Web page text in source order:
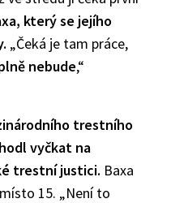
který se jejího
„Čeká je tam práce,
nebude,“
trestního
vyčkat na
trestní justici. Baxa
15. „Není to